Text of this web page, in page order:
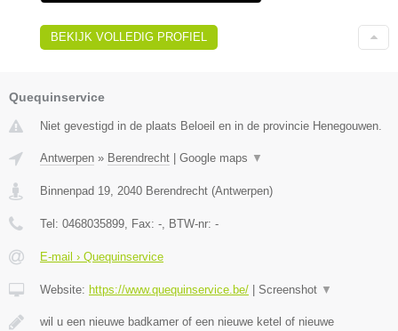
BEKIJK VOLLEDIG PROFIEL
Quequinservice
Niet gevestigd in de plaats Beloeil en in de provincie Henegouwen.
Antwerpen » Berendrecht Google maps ▼
Binnenpad 19, 2040 Berendrecht (Antwerpen)
Tel: 0468035899, Fax: -, BTW-nr: -
E-mail › Quequinservice
Website: https://www.quequinservice.be/ Screenshot ▼
wil u een nieuwe badkamer of een nieuwe ketel of nieuwe